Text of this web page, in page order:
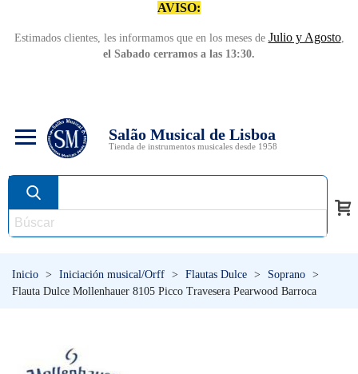
AVISO:
Estimados clientes, les informamos que en los meses de Julio y Agosto,
el Sabado cerramos a las 13:30.
Salão Musical de Lisboa
Tienda de instrumentos musicales desde 1958
Inicio > Iniciación musical/Orff > Flautas Dulce > Soprano >
Flauta Dulce Mollenhauer 8105 Picco Travesera Pearwood Barroca